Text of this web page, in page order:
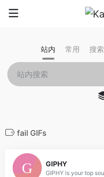
站内 常用 搜索
fail GIFs
GIPHY